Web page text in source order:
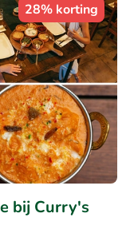
28% korting
bij Curry's